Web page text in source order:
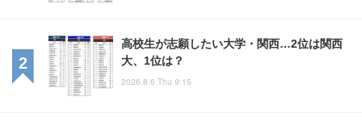
高校生が志願したい大学・関西…2位は関西
大、1位は？
2026.8.6 Thu 9:15